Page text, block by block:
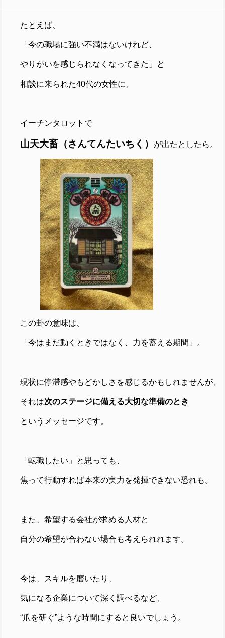
たとえば、
「今の職場に強い不満はないけれど、
やりがいを感じられなくなってきた」と
相談に来られた40代の女性に、
イーチンタロットで
山天大畜（さんてんたいちく） が出たとしたら。
この卦の意味は、
「今はまだ動くときではなく、力を蓄える期間」。
現状に停滞感やもどかしさを感じるかもしれませんが、
それは次のステージに備える大切な準備のとき
というメッセージです。
「転職したい」と思っても、
焦って行動すれば本来の実力を発揮できない恐れも。
また、希望する会社が求める人材と
自分の希望が合わない場合も考えられれます。
今は、スキルを磨いたり、
気になる企業について深く調べるなど、
“爪を研ぐ”ような時間にすると良いでしょう。